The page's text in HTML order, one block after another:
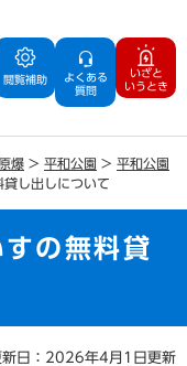
閲覧補助
よくある
質問
いざと
いうとき
爆 > 平和公園 > 平和公園
し出しについて
の無料貸
新日：2026年4月1日更新